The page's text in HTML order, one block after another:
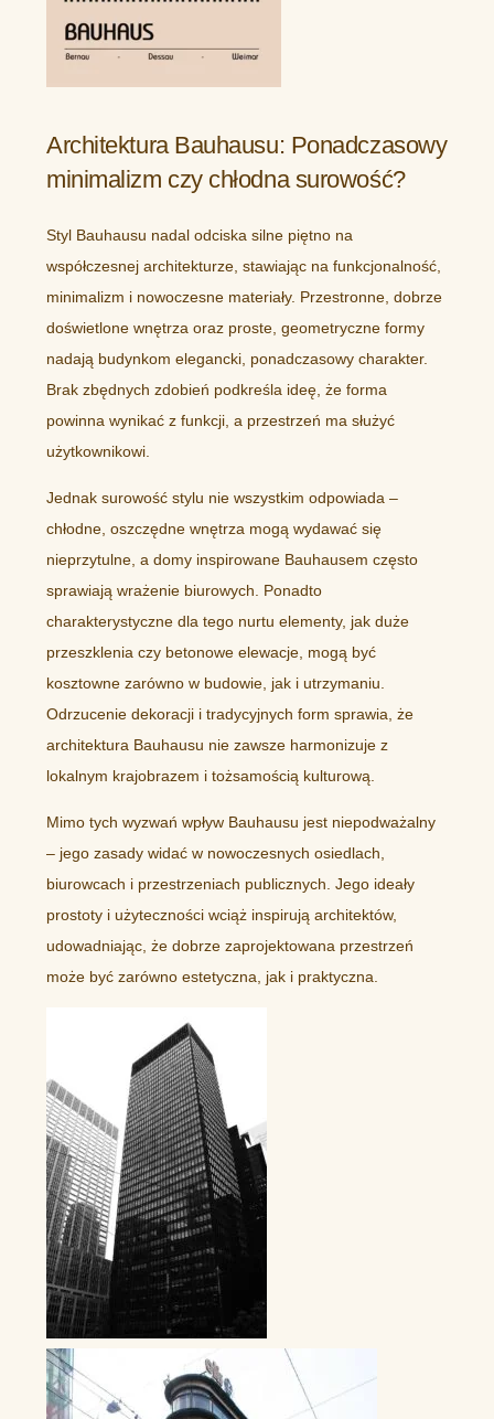
Architektura Bauhausu: Ponadczasowy
minimalizm czy chłodna surowość?
Styl Bauhausu nadal odciska silne piętno na
współczesnej architekturze, stawiając na funkcjonalność,
minimalizm i nowoczesne materiały. Przestronne, dobrze
doświetlone wnętrza oraz proste, geometryczne formy
nadają budynkom elegancki, ponadczasowy charakter.
Brak zbędnych zdobień podkreśla ideę, że forma
powinna wynikać z funkcji, a przestrzeń ma służyć
użytkownikowi.
Jednak surowość stylu nie wszystkim odpowiada –
chłodne, oszczędne wnętrza mogą wydawać się
nieprzytulne, a domy inspirowane Bauhausem często
sprawiają wrażenie biurowych. Ponadto
charakterystyczne dla tego nurtu elementy, jak duże
przeszklenia czy betonowe elewacje, mogą być
kosztowne zarówno w budowie, jak i utrzymaniu.
Odrzucenie dekoracji i tradycyjnych form sprawia, że
architektura Bauhausu nie zawsze harmonizuje z
lokalnym krajobrazem i tożsamością kulturową.
Mimo tych wyzwań wpływ Bauhausu jest niepodważalny
– jego zasady widać w nowoczesnych osiedlach,
biurowcach i przestrzeniach publicznych. Jego ideały
prostoty i użyteczności wciąż inspirują architektów,
udowadniając, że dobrze zaprojektowana przestrzeń
może być zarówno estetyczna, jak i praktyczna.